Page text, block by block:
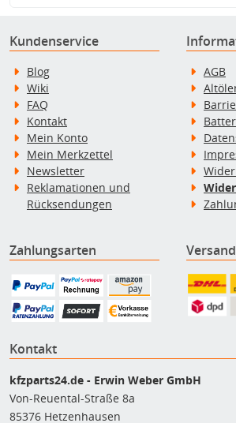
Kundenservice
Blog
Wiki
FAQ
Kontakt
Mein Konto
Mein Merkzettel
Newsletter
Reklamationen und
Rücksendungen
AGB
Zahlungsarten
Kontakt
kfzparts24.de - Erwin Weber GmbH
Von-Reuental-Straße 8a
85376 Hetzenhausen